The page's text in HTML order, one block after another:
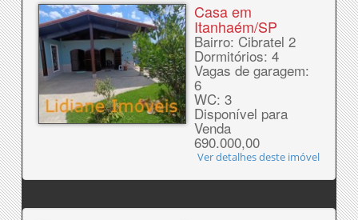
Casa em
Itanhaém/SP
Bairro: Cibratel 2
Dormitórios: 4
Vagas de garagem:
6
WC: 3
Disponível para
Venda
690.000,00
Ver detalhes deste imóvel